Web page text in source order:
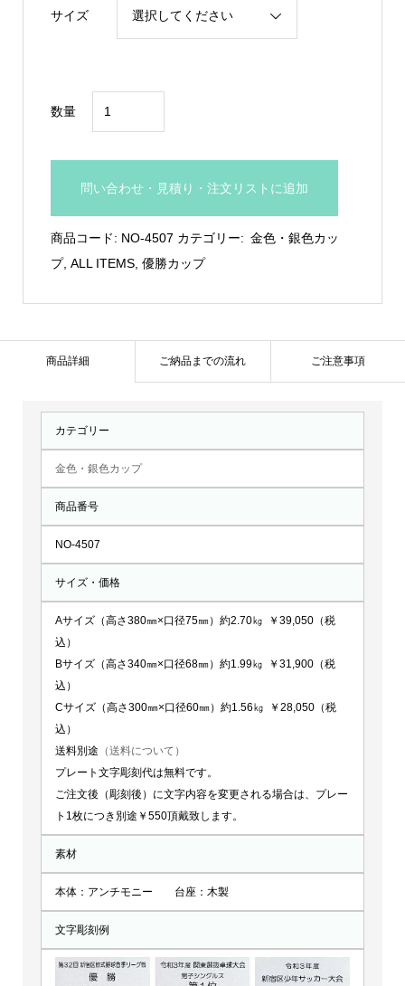
サイズ
数量
属
NO-
問い合わせ・見積り・注文リストに追加
商品コード: NO-4507 カテゴリー: 金色・銀色カッ
プ, ALL ITEMS, 優勝カップ
商品詳細 ご納品までの流れ ご注意事項
カテゴリー
金色・銀色カップ
商品番号
NO-4507
サイズ・価格
Aサイズ（高さ380㎜×口径75㎜）約2.70㎏ ￥39,050（税
込）
Bサイズ（高さ340㎜×口径68㎜）約1.99㎏ ￥31,900（税
込）
Cサイズ（高さ300㎜×口径60㎜）約1.56㎏ ￥28,050（税
込）
送料別途 （送料について）
プレート文字彫刻代は無料です。
ご注文後（彫刻後）に文字内容を変更される場合は、プレー
ト1枚につき別途￥550頂戴致します。
素材
本体：アンチモニー 台座：木製
文字彫刻例